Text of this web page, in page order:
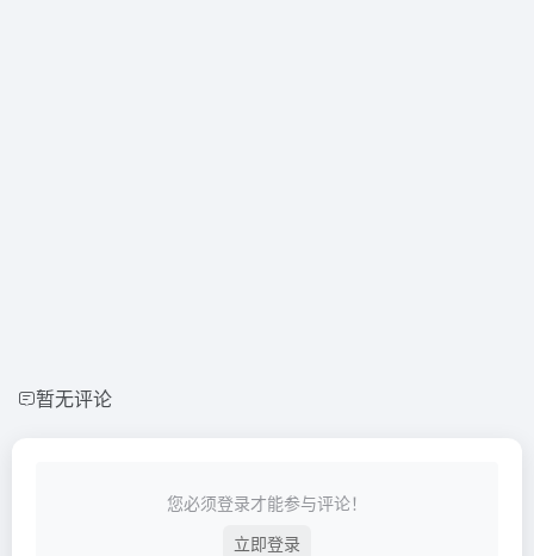
暂无评论
您必须登录才能参与评论！
立即登录